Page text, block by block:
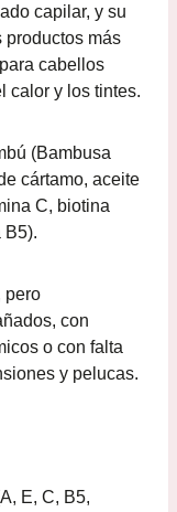
capilar, y su
productos más
cabellos
calor y los tintes.
(Bambusa
cártamo, aceite
C, biotina
B5).
pero
con
o con falta
y pelucas.
E, C, B5,